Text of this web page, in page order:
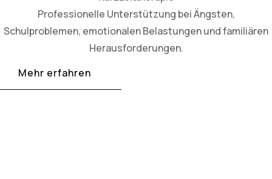
Professionelle Unterstützung bei Ängsten,
Schulproblemen, emotionalen Belastungen und familiären
Herausforderungen.
Mehr erfahren